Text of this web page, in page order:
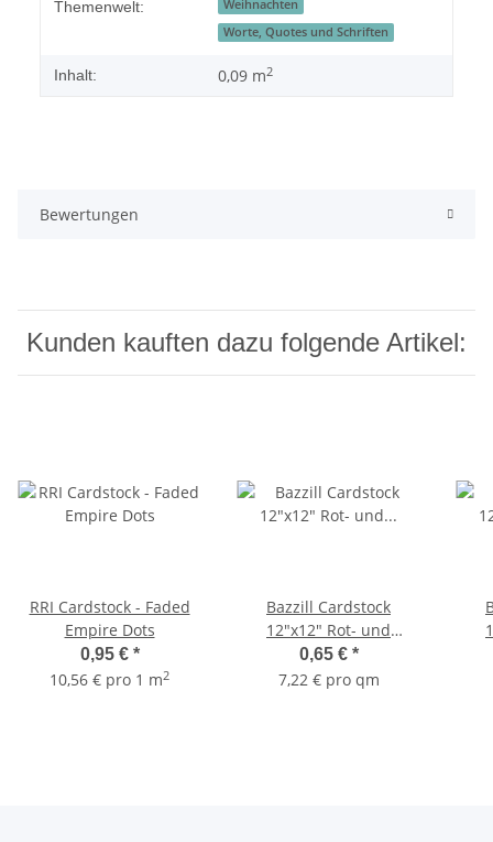
Themenwelt:
Weihnachten
Worte, Quotes und Schriften
Inhalt: 0,09 m2
Bewertungen
Kunden kauften dazu folgende Artikel:
RRI Cardstock - Faded
Empire Dots
0,95 € *
10,56 € pro 1 m2
Bazzill Cardstock
12"x12" Rot- und
Rosatöne - Cameo
(Canvas)
0,65 € *
7,22 € pro qm